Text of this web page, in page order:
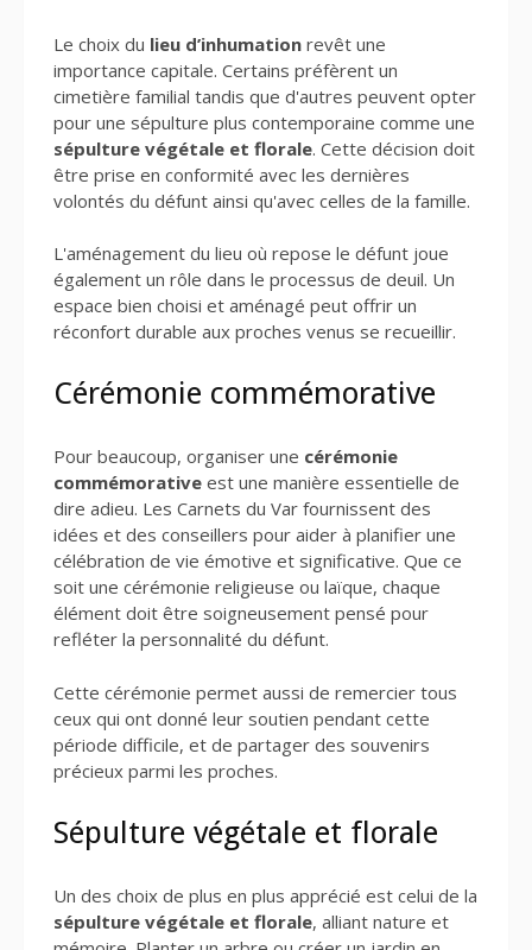
Le choix du lieu d’inhumation revêt une
importance capitale. Certains préfèrent un
cimetière familial tandis que d'autres peuvent opter
pour une sépulture plus contemporaine comme une
sépulture végétale et florale. Cette décision doit
être prise en conformité avec les dernières
volontés du défunt ainsi qu'avec celles de la famille.
L'aménagement du lieu où repose le défunt joue
également un rôle dans le processus de deuil. Un
espace bien choisi et aménagé peut offrir un
réconfort durable aux proches venus se recueillir.
Cérémonie commémorative
Pour beaucoup, organiser une cérémonie
commémorative est une manière essentielle de
dire adieu. Les Carnets du Var fournissent des
idées et des conseillers pour aider à planifier une
célébration de vie émotive et significative. Que ce
soit une cérémonie religieuse ou laïque, chaque
élément doit être soigneusement pensé pour
refléter la personnalité du défunt.
Cette cérémonie permet aussi de remercier tous
ceux qui ont donné leur soutien pendant cette
période difficile, et de partager des souvenirs
précieux parmi les proches.
Sépulture végétale et florale
Un des choix de plus en plus apprécié est celui de la
sépulture végétale et florale, alliant nature et